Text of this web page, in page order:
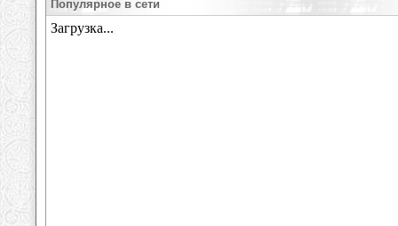
Популярное в сети